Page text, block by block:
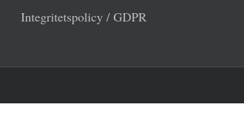
Integritetspolicy / GDPR